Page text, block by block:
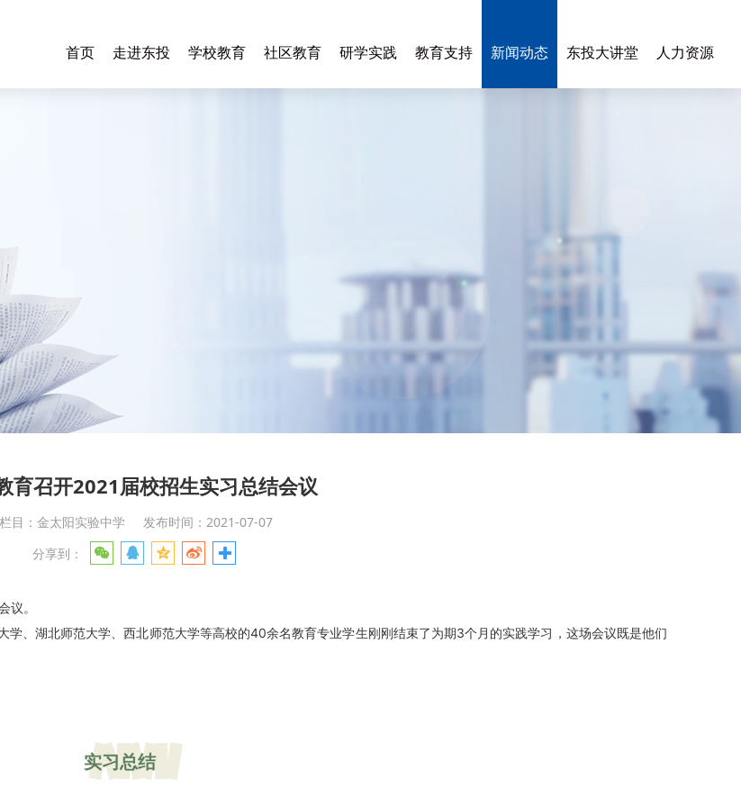
首页 走进东投 学校教育 社区教育 研学实践 教育支持 新闻动态 东投大讲堂 人力资源
育召开2021届校招生实习总结会议
栏目：金太阳实验中学
发布时间：2021-07-07
分享到：
议。
、湖北师范大学、西北师范大学等高校的40余名教育专业学生刚刚结束了为期3个月的实践学习，这场会议既是他们
实习总结